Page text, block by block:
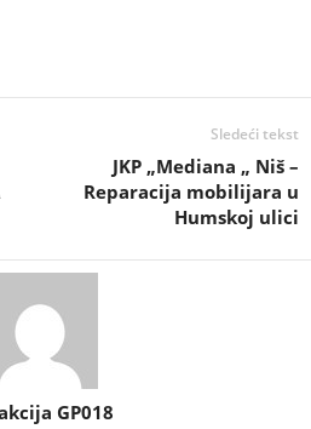
Sledeći tekst
JKP „Mediana „ Niš –
Reparacija mobilijara u
Humskoj ulici
GP018